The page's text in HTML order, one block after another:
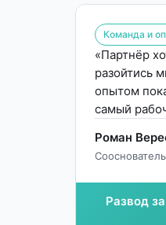
Команда и
«Партнёр
разойтись
опытом
самый
Роман
Развод